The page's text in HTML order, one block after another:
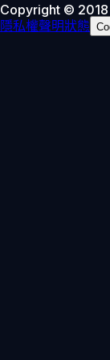
Copyright © 2018
隱私權聲明狀態